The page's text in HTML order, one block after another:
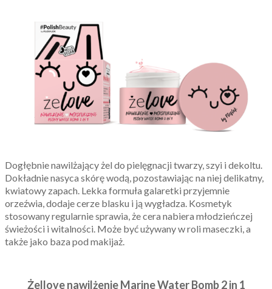
Dogłębnie nawilżający żel do pielęgnacji twarzy, szyi i dekoltu.
Dokładnie nasyca skórę wodą, pozostawiając na niej delikatny,
kwiatowy zapach. Lekka formuła galaretki przyjemnie
orzeźwia, dodaje cerze blasku i ją wygładza. Kosmetyk
stosowany regularnie sprawia, że cera nabiera młodzieńczej
świeżości i witalności. Może być używany w roli maseczki, a
także jako baza pod makijaż.
Żellove nawilżenie Marine Water Bomb 2 in 1